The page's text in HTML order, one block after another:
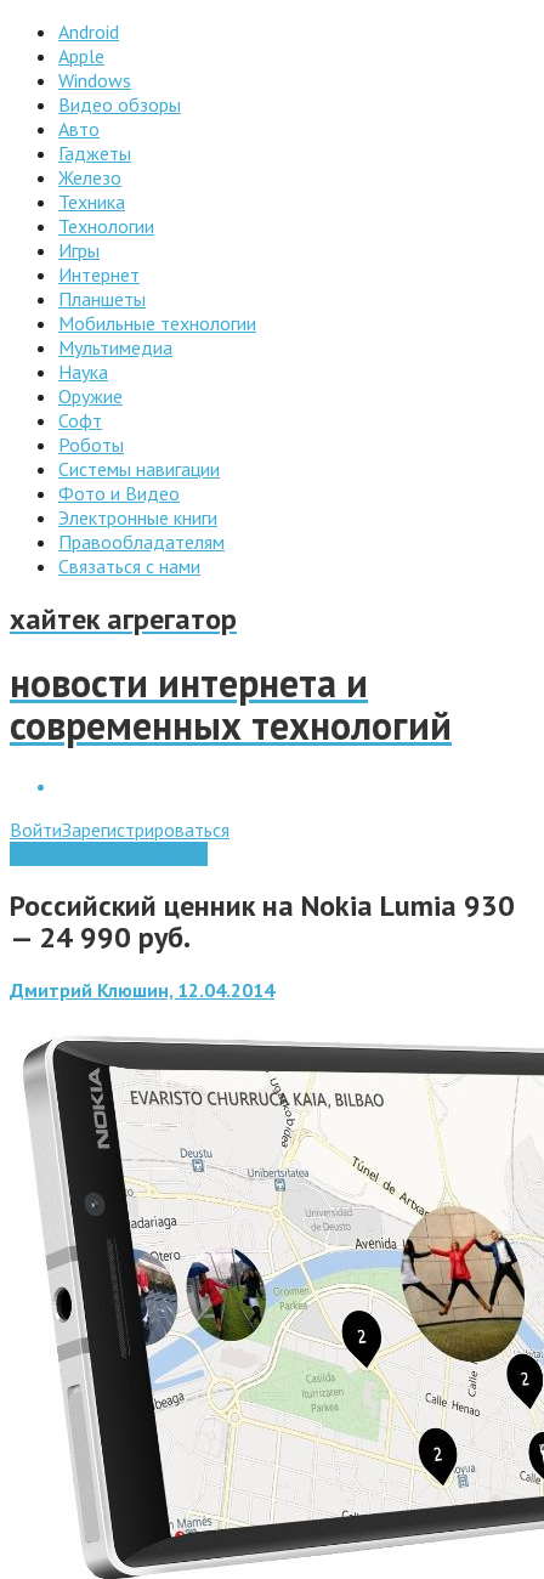
Android
Apple
Windows
Видео обзоры
Авто
Гаджеты
Железо
Техника
Технологии
Игры
Интернет
Планшеты
Мобильные технологии
Мультимедиа
Наука
Оружие
Софт
Роботы
Системы навигации
Фото и Видео
Электронные книги
Правообладателям
Связаться с нами
хайтек агрегатор
новости интернета и
современных технологий
ВойтиЗарегистрироваться
Российский ценник на Nokia Lumia 930
— 24 990 руб.
Дмитрий Клюшин, 12.04.2014